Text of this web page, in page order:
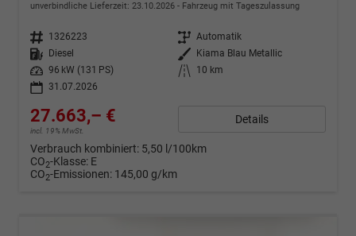
unverbindliche Lieferzeit: 23.10.2026 Fahrzeug mit Tageszulassung
Fahrzeugnr. 1326223 Getriebe Automatik
Kraftstoff
Diesel Außenfarbe
Kiama Blau Metallic
Leistung
96 kW (131 PS) Kilometerstand
10 km
31.07.2026
27.663,– €
incl. 19% MwSt.
Details
Verbrauch kombiniert: 5,50 l/100km
CO2-Klasse: E
CO2-Emissionen: 145,00 g/km